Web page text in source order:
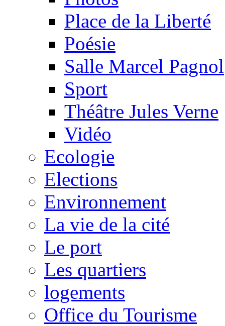
Place de la Liberté
Poésie
Salle Marcel Pagnol
Sport
Théâtre Jules Verne
Vidéo
Ecologie
Elections
Environnement
La vie de la cité
Le port
Les quartiers
logements
Office du Tourisme